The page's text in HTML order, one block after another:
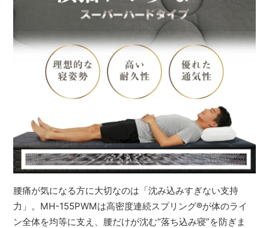
腰痛が気になる方に大切なのは「沈み込みすぎない支持
力」。MH-155PWMは高密度連続スプリング®が体のライ
ン全体を均等に支え、腰だけが沈む“落ち込み寝”を防ぎま